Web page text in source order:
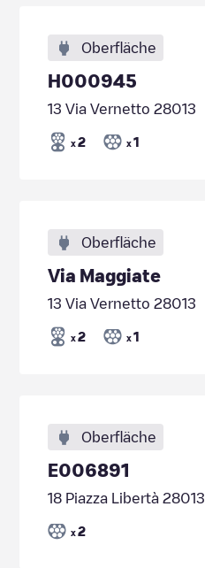
Oberfläche
H000945
13 Via Vernetto 28013
x 2 x 1
Oberfläche
Via Maggiate
13 Via Vernetto 28013
x 2 x 1
Oberfläche
E006891
18 Piazza Libertà 28013
x 2